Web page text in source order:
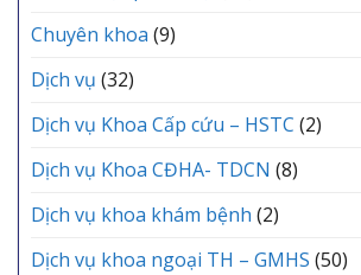
Chuyên khoa (9)
Dịch vụ (32)
Dịch vụ Khoa Cấp cứu – HSTC (2)
Dịch vụ Khoa CĐHA- TDCN (8)
Dịch vụ khoa khám bệnh (2)
Dịch vụ khoa ngoại TH – GMHS (50)